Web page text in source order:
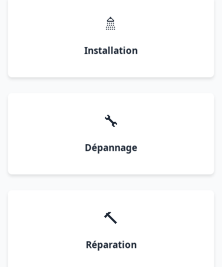
🚿
Installation
🔧
Dépannage
🔨
Réparation